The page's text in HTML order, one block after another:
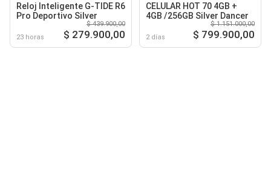
Reloj Inteligente G-TIDE R6
Pro Deportivo Silver
23 horas
$ 439.900,00
$ 279.900,00
CELULAR HOT 70 4GB +
4GB /256GB Silver Dancer
2 días
$ 1.151.000,00
$ 799.900,00